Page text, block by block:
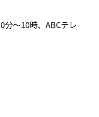
分～10時、ABCテレ